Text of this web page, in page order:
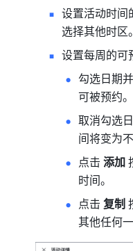
设置活动时间
选择其他时区。
设置每周的可
勾选日期
可被预约。
取消勾选
间将变为
点击 添加
时间。
点击 复制
其他任何一